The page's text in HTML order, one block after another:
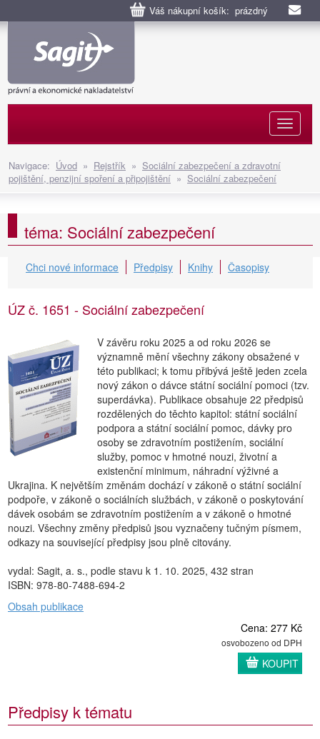
Váš nákupní košík: prázdný
Navigace: Úvod » Rejstřík » Sociální zabezpečení a zdravotní
pojištění, penzijní spoření a připojištění » Sociální zabezpečení
téma: Sociální zabezpečení
Chci nové informace Předpisy Knihy Časopisy
ÚZ č. 1651 - Sociální zabezpečení
V závěru roku 2025 a od roku 2026 se
významně mění všechny zákony obsažené v
této publikaci; k tomu přibývá ještě jeden zcela
nový zákon o dávce státní sociální pomoci (tzv.
superdávka). Publikace obsahuje 22 předpisů
rozdělených do těchto kapitol: státní sociální
podpora a státní sociální pomoc, dávky pro
osoby se zdravotním postižením, sociální
služby, pomoc v hmotné nouzi, životní a
existenční minimum, náhradní výživné a
Ukrajina. K největším změnám dochází v zákoně o státní sociální
podpoře, v zákoně o sociálních službách, v zákoně o poskytování
dávek osobám se zdravotním postižením a v zákoně o hmotné
nouzi. Všechny změny předpisů jsou vyznačeny tučným písmem,
odkazy na související předpisy jsou plně citovány.
vydal: Sagit, a. s., podle stavu k 1. 10. 2025, 432 stran
ISBN: 978-80-7488-694-2
Obsah publikace
Cena: 277 Kč
osvobozeno od DPH
KOUPIT
Předpisy k tématu